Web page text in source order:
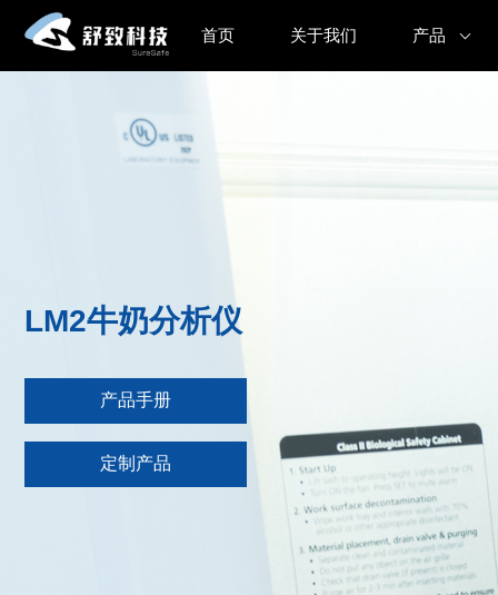
首页 关于我们 产品
LM2牛奶分析仪
产品手册
定制产品